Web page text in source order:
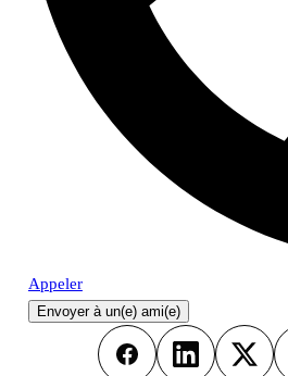
Appeler
Envoyer à un(e) ami(e)
FacebookLinkedInX